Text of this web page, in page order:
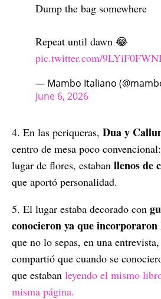
Dump the bag somewhere
Repeat until dawn 😂
pic.twitter.com/
— Mambo Italiano
June 6, 2026
4. En las periqueras, Dua y
centro de mesa poco
lugar de flores, estaban llenos de
que aportó personalidad.
5. El lugar estaba decorado con
conocieron ya que
que no lo sepas, en una
compartió que cuando se
que estaban leyendo el mismo
misma página.